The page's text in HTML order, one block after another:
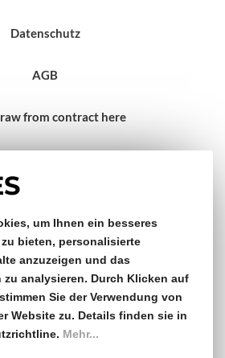
um Ihnen ein besseres
bieten, personalisierte
anzuzeigen und das
zu analysieren. Durch Klicken auf
Sie der Verwendung von
Website zu. Details finden sie in
Mehr...
Datenschutz
AGB
from contract here
Versand & Rückversand
ab €150,- Bestellwert
14 Tage Rückgaberecht